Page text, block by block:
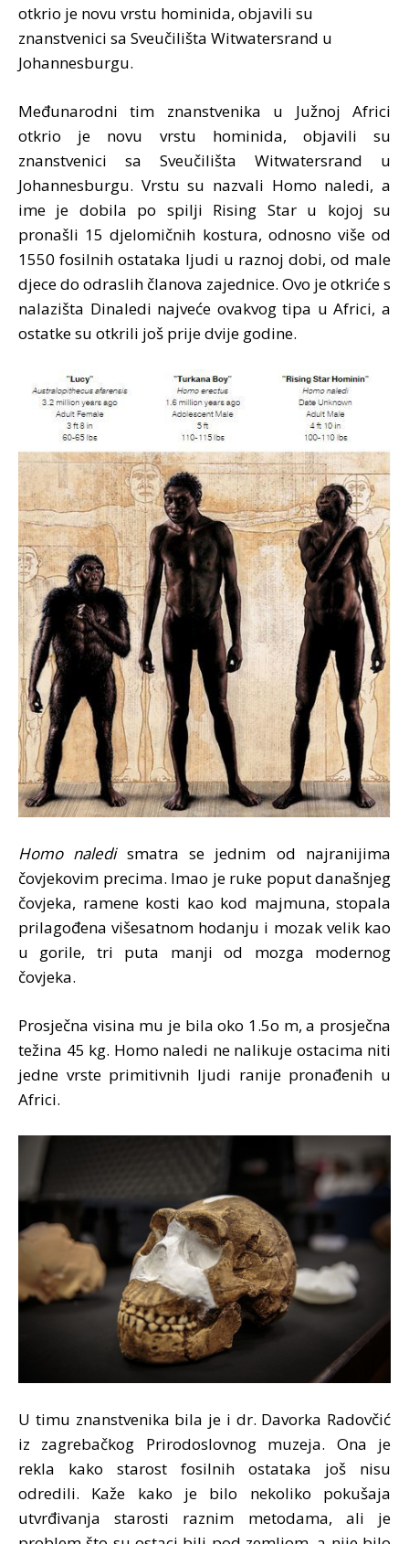
otkrio je novu vrstu hominida, objavili su
znanstvenici sa Sveučilišta Witwatersrand u
Johannesburgu.
Međunarodni tim znanstvenika u Južnoj Africi
otkrio je novu vrstu hominida, objavili su
znanstvenici sa Sveučilišta Witwatersrand u
Johannesburgu. Vrstu su nazvali Homo naledi, a
ime je dobila po spilji Rising Star u kojoj su
pronašli 15 djelomičnih kostura, odnosno više od
1550 fosilnih ostataka ljudi u raznoj dobi, od male
djece do odraslih članova zajednice. Ovo je otkriće s
nalazišta Dinaledi najveće ovakvog tipa u Africi, a
ostatke su otkrili još prije dvije godine.
Homo naledismatra se jednim od najranijima
čovjekovim precima. Imao je ruke poput današnjeg
čovjeka, ramene kosti kao kod majmuna, stopala
prilagođena višesatnom hodanju i mozak velik kao
u gorile, tri puta manji od mozga modernog
čovjeka.
Prosječna visina mu je bila oko 1.5o m, a prosječna
težina 45 kg. Homo naledi ne nalikuje ostacima niti
jedne vrste primitivnih ljudi ranije pronađenih u
Africi.
U timu znanstvenika bila je i dr. Davorka Radovčić
iz zagrebačkog Prirodoslovnog muzeja. Ona je
rekla kako starost fosilnih ostataka još nisu
odredili. Kaže kako je bilo nekoliko pokušaja
utvrđivanja starosti raznim metodama, ali je